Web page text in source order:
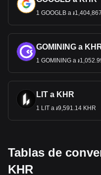
1 GOOGLB a ៛
GOMINING a
1 GOMINING a ៛
LIT a KHR
1 LIT a ៛9,591.14 KHR
Tablas de
KHR